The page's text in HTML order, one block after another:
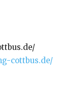
cottbus.de/